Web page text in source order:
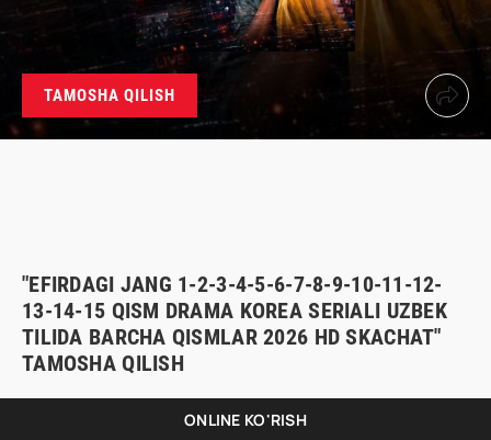
TAMOSHA QILISH
"EFIRDAGI JANG 1-2-3-4-5-6-7-8-9-10-11-12-
13-14-15 QISM DRAMA KOREA SERIALI UZBEK
TILIDA BARCHA QISMLAR 2026 HD SKACHAT"
TAMOSHA QILISH
ONLINE KO'RISH